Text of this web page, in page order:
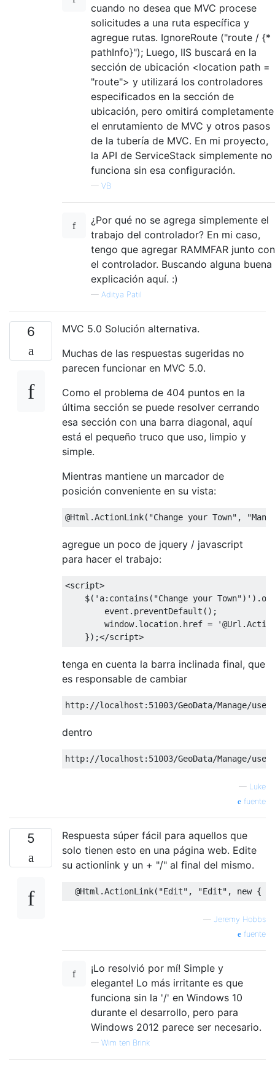
cuando no desea que MVC procese
solicitudes a una ruta específica y
agregue rutas. IgnoreRoute ("route / {*
pathInfo}"); Luego, IIS buscará en la
sección de ubicación <location path =
"route"> y utilizará los controladores
especificados en la sección de
ubicación, pero omitirá completamente
el enrutamiento de MVC y otros pasos
de la tubería de MVC. En mi proyecto,
la API de ServiceStack simplemente no
funciona sin esa configuración.
— VB
¿Por qué no se agrega simplemente el
trabajo del controlador? En mi caso,
tengo que agregar RAMMFAR junto con
el controlador. Buscando alguna buena
explicación aquí. :)
— Aditya Patil
6
MVC 5.0 Solución alternativa.
Muchas de las respuestas sugeridas no
parecen funcionar en MVC 5.0.
Como el problema de 404 puntos en la
última sección se puede resolver cerrando
esa sección con una barra diagonal, aquí
está el pequeño truco que uso, limpio y
simple.
Mientras mantiene un marcador de
posición conveniente en su vista:
@Html .ActionLink( "Change your Town" ,
agregue un poco de jquery / javascript
para hacer el trabajo:
<script>
    $
( 'a:contains("Change your Town")' ). on
        event
. preventDefault ();
        window
. location. href =
});</script>
tenga en cuenta la barra inclinada final, que
es responsable de cambiar
http: //localhost:51003/GeoData/Manage/
dentro
http: //localhost:51003/GeoData/Manage/
— Luke
fuente
5
Respuesta súper fácil para aquellos que
solo tienen esto en una página web. Edite
su actionlink y un + "/" al final del mismo.
@Html .ActionLink( "Edit" , "Edit" , new {
— Jeremy Hobbs
fuente
¡Lo resolvió por mí! Simple y
elegante! Lo más irritante es que
funciona sin la '/' en Windows 10
durante el desarrollo, pero para
Windows 2012 parece ser necesario.
— Wim ten Brink